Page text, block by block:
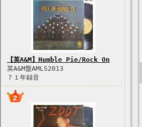
【英A&M】Humble Pie/Rock On
英A&M盤AMLS2013
７１年録音